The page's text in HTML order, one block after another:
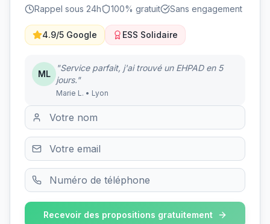
Rappel sous 24h 100% gratuit Sans engagement
4.9/5 Google ESS Solidaire
ML
"Service parfait, j'ai trouvé un EHPAD en 5
jours."
Marie L. • Lyon
Recevoir des propositions gratuitement